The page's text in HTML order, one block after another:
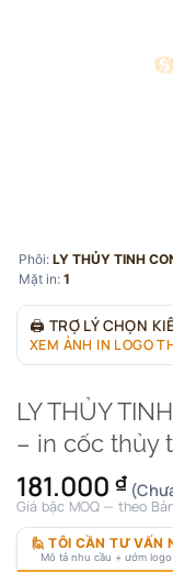
Phôi: LY THỦY TINH
Mặt in: 1
🖨 TRỢ LÝ CHỌN
XEM ẢNH IN LOGO
LY THỦY
– in cốc thủy
181.000 ₫
Giá bậc MOQ — theo
🙋 TÔI CẦN TƯ VẤN
Mô tả nhu cầu + ướm